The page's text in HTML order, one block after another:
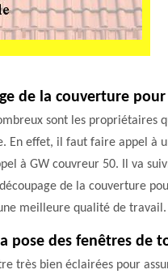
de la couverture
sont les
En effet, il faut faire appel à
à GW couvreur 50. Il va
de la couverture
meilleure qualité de travail.
pose des fenêtres de
très bien éclairées pour